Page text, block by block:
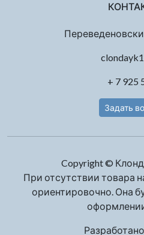
+ 7 925
Задать
Copyright ©
При отсутствии товара
ориентировочно. Она